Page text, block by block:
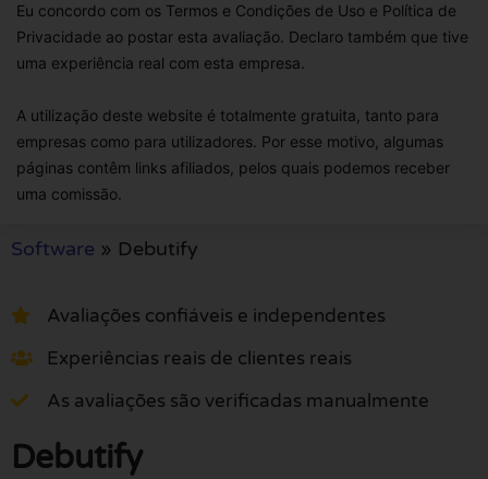
Eu concordo com os Termos e Condições de Uso e Política de
Privacidade ao postar esta avaliação. Declaro também que tive
uma experiência real com esta empresa.
A utilização deste website é totalmente gratuita, tanto para
empresas como para utilizadores. Por esse motivo, algumas
páginas contêm links afiliados, pelos quais podemos receber
uma comissão.
Software » Debutify
Avaliações confiáveis e independentes
Experiências reais de clientes reais
As avaliações são verificadas manualmente
Debutify